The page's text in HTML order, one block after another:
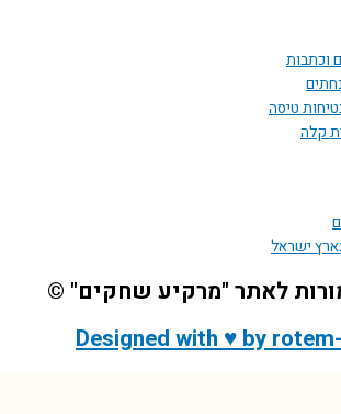
טיסה
לאתר "מרקיע שחקים" ©
Designed with ♥ by